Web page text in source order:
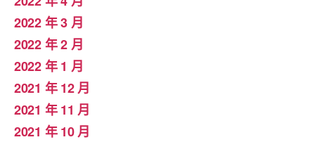
2022 年 3 月
2022 年 2 月
2022 年 1 月
2021 年 12 月
2021 年 11 月
2021 年 10 月